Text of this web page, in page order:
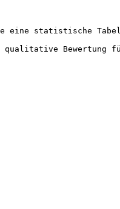
eine statistische
qualitative Bewertung